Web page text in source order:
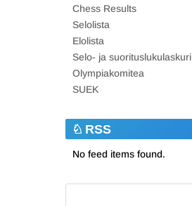
Chess Results
Selolista
Elolista
Selo- ja suorituslukulaskuri
Olympiakomitea
SUEK
RSS
No feed items found.